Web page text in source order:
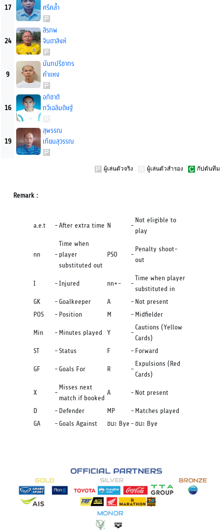
17
ศรีคล้ำ
24
สิรภพ
จินดาสิงห์
9
นันทปรีชากร
คำแหง
16
อภิชาติ
ทวีเฉลิมดิษฐ์
19
สุพรรณ
เทียนสุวรรณ
ผู้เล่นตัวจริง ผู้เล่นตัวสำรอง กัปตันทีม
Remark :
a.e.t -After extra time N -
Not eligible to
play
nn -
Time when
player
substituted out
PSO -
Penalty shoot-
out
I -Injured nn+- -
Time when player
substituted in
GK
-Goalkeeper A -Not present
POS
-Position M -Midfielder
Min
-Minutes played Y -
Cautions (Yellow
Cards)
ST
-Status F -Forward
GF
-Goals For R -
Expulsions (Red
Cards)
X
-
Misses next
match if booked
A -Not present
D
-Defender MP -Matches played
GA
-Goals Against ชนะ Bye-ชนะ Bye